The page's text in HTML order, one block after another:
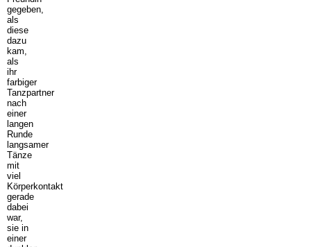
gegeben,
als
diese
dazu
kam,
als
ihr
farbiger
Tanzpartner
nach
einer
langen
Runde
langsamer
Tänze
mit
viel
Körperkontakt
gerade
dabei
war,
sie in
einer